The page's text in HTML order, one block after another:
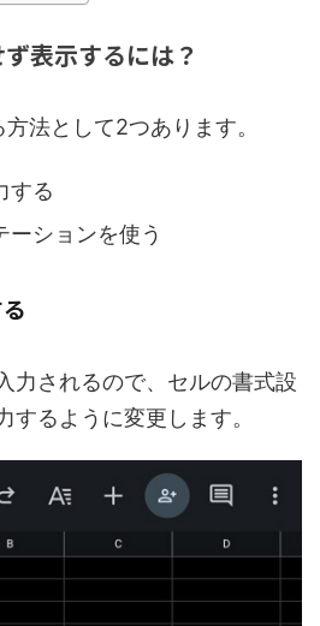
表示するには？
法として2つあります。
する
ーションを使う
力されるので、セルの書式設
するように変更します。